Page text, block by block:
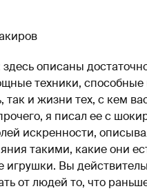
описаны
техники, способные
так и жизни тех, с кем
я писал ее с
искренности,
такими, какие они
игрушки. Вы
от людей то, что